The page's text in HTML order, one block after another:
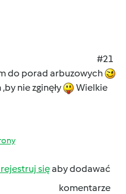
#21
do porad arbuzowych
nie zginęły
Wielkie
sięaby dodawać
komentarze